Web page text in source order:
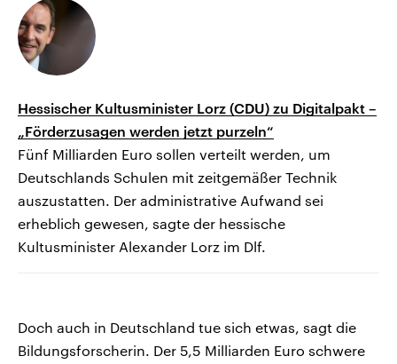
Hessischer Kultusminister Lorz (CDU) zu Digitalpakt –
„Förderzusagen werden jetzt purzeln“
Fünf Milliarden Euro sollen verteilt werden, um
Deutschlands Schulen mit zeitgemäßer Technik
auszustatten. Der administrative Aufwand sei
erheblich gewesen, sagte der hessische
Kultusminister Alexander Lorz im Dlf.
Doch auch in Deutschland tue sich etwas, sagt die
Bildungsforscherin. Der 5,5 Milliarden Euro schwere